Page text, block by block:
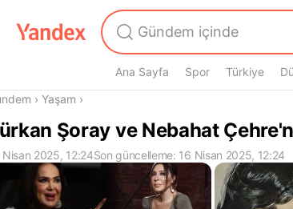
Ana Sayfa Spor Türkiye
› Yaşam ›
Şoray ve Nebahat
Nisan 2025, 12:24Son güncelleme: 16 Nisan 2025, 12:24